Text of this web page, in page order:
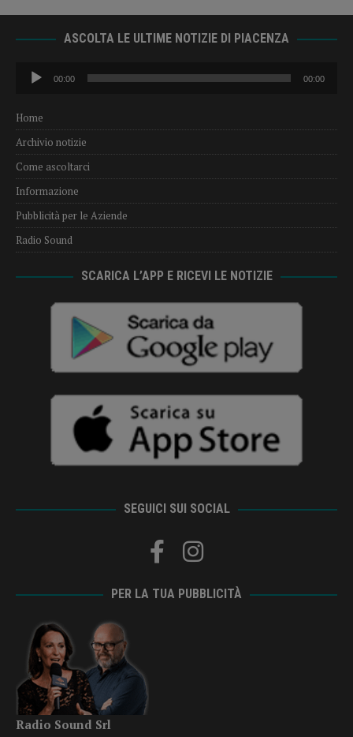
ASCOLTA LE ULTIME NOTIZIE DI PIACENZA
Audio
Player
00:00 00:00
Home
Archivio notizie
Come ascoltarci
Informazione
Pubblicità per le Aziende
Radio Sound
SCARICA L’APP E RICEVI LE NOTIZIE
SEGUICI SUI SOCIAL
PER LA TUA PUBBLICITÀ
Radio Sound Srl